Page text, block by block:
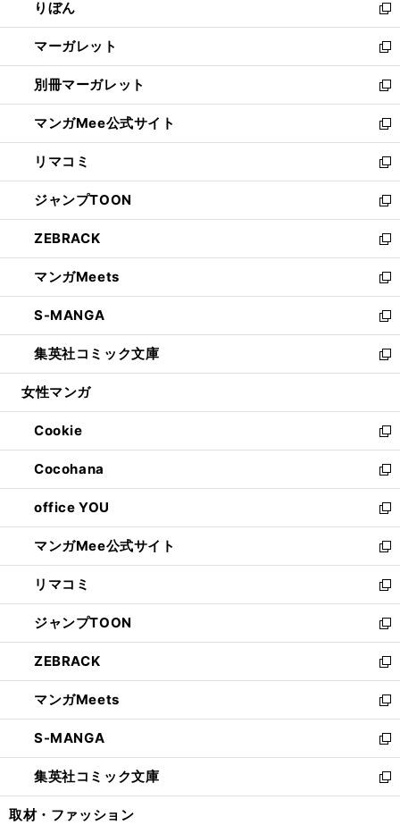
く
で
開
く
ド
ウ
で
開
く
ィ
ン
ド
ウ
で
開
く
りぼん
新
し
い
ウ
ィ
ン
ド
ウ
で
開
く
マーガレット
新
し
い
ウ
ィ
ン
ド
ウ
で
開
く
別冊マーガレット
新
し
い
ウ
ィ
ン
ド
ウ
で
開
く
マンガMee公式サイト
新
し
い
ウ
ィ
ン
ド
ウ
で
開
く
リマコミ
新
し
い
ウ
ィ
ン
ド
ウ
で
開
く
ジャンプTOON
新
し
い
ウ
ィ
ン
ド
ウ
で
開
ZEBRACK
新
し
い
ウ
ィ
ン
ド
ウ
開
く
マンガMeets
新
し
い
ウ
ィ
ン
ウ
で
開
く
S-MANGA
新
し
い
ウ
ン
ド
ウ
で
開
く
集英社コミック文庫
新
し
ウ
ィ
ン
ド
ウ
で
開
く
女性マンガ
Cookie
新
し
い
ウ
ィ
ン
ド
ウ
で
開
く
Cocohana
新
し
い
ウ
ィ
ン
ド
ウ
で
開
く
office YOU
新
し
い
ウ
ィ
ン
ド
ウ
で
開
く
マンガMee公式サイト
新
し
い
ウ
ィ
ン
ド
ウ
で
開
く
リマコミ
新
し
い
ウ
ィ
ン
ド
ウ
で
開
く
ジャンプTOON
新
し
い
ウ
ィ
ン
ド
ウ
で
開
ZEBRACK
新
し
い
ウ
ィ
ン
ド
ウ
マンガMeets
新
し
い
ウ
ィ
ン
S-MANGA
新
し
い
ウ
集英社コミック文庫
新
し
取材・ファッション